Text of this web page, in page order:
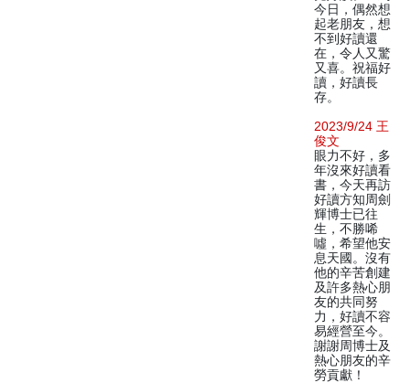
今日，偶然想
起老朋友，想
不到好讀還
在，令人又驚
又喜。祝福好
讀，好讀長
存。
2023/9/24 王
俊文
眼力不好，多
年沒來好讀看
書，今天再訪
好讀方知周劍
輝博士已往
生，不勝唏
噓，希望他安
息天國。沒有
他的辛苦創建
及許多熱心朋
友的共同努
力，好讀不容
易經營至今。
謝謝周博士及
熱心朋友的辛
勞貢獻！